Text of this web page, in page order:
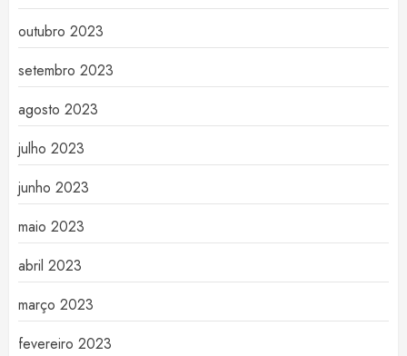
outubro 2023
setembro 2023
agosto 2023
julho 2023
junho 2023
maio 2023
abril 2023
março 2023
fevereiro 2023